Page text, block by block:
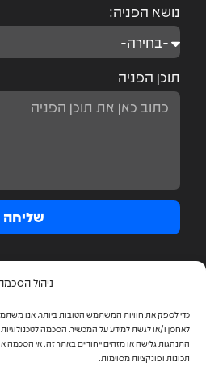
ניהול
לאחסן ו/או לגשת למידע על המכשיר. הסכמה לטכנולוגיות
התנהגות גלישה או מזהים ייחודיים באתר זה. אי
תכונות ופונקציות מסוימות.
נושא הפניה:
תוכן הפניה
שליחה